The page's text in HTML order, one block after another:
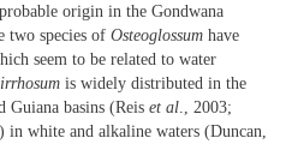
origin in the Gondwana
two species of Osteoglossum have
seem to be related to water
is widely distributed in the
Guiana basins (Reis et al ., 2003;
in white and alkaline waters (Duncan,